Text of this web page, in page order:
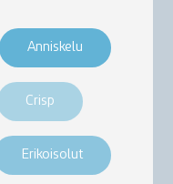
Anniskelu
Crisp
Erikoisolut